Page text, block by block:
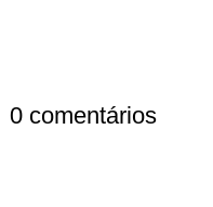
0 comentários